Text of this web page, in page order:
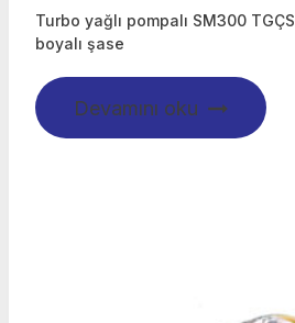
Turbo yağlı pompalı SM300
boyalı şase
Devamını oku